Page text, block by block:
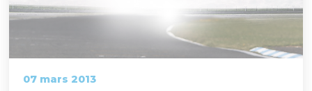
07 mars 2013